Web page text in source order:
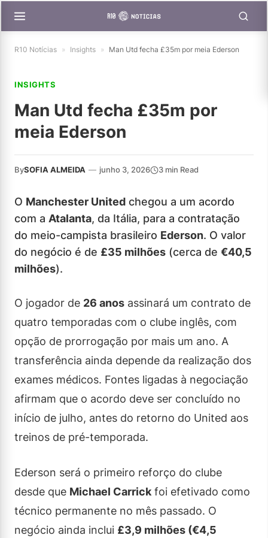
R10 Notícias » Insights » Man Utd fecha £35m por meia Ederson
INSIGHTS
Man Utd fecha £35m por
meia Ederson
BySOFIA ALMEIDA — junho 3, 2026 3 min Read
O Manchester United chegou a um acordo
com a Atalanta, da Itália, para a contratação
do meio-campista brasileiro Ederson. O valor
do negócio é de £35 milhões (cerca de €40,5
milhões).
O jogador de 26 anos assinará um contrato de
quatro temporadas com o clube inglês, com
opção de prorrogação por mais um ano. A
transferência ainda depende da realização dos
exames médicos. Fontes ligadas à negociação
afirmam que o acordo deve ser concluído no
início de julho, antes do retorno do United aos
treinos de pré-temporada.
Ederson será o primeiro reforço do clube
desde que Michael Carrick foi efetivado como
técnico permanente no mês passado. O
negócio ainda inclui £3,9 milhões (€4,5